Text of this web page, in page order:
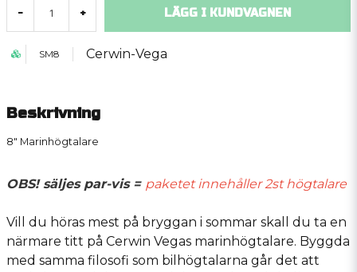
- + LÄGG I KUNDVAGNEN
SM8 Cerwin-Vega
Beskrivning
8" Marinhögtalare
OBS! säljes par-vis = paketet innehåller 2st högtalare
Vill du höras mest på bryggan i sommar skall du ta en
närmare titt på Cerwin Vegas marinhögtalare. Byggda
med samma filosofi som bilhögtalarna går det att